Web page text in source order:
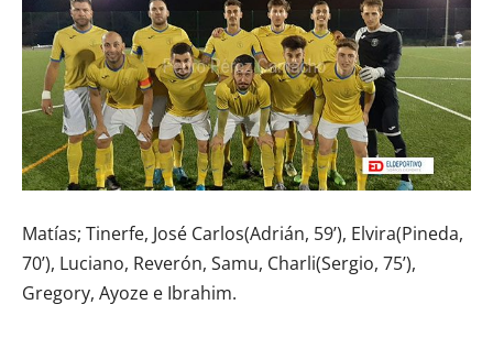
Matías; Tinerfe, José Carlos(Adrián, 59’), Elvira(Pineda,
70’), Luciano, Reverón, Samu, Charli(Sergio, 75’),
Gregory, Ayoze e Ibrahim.